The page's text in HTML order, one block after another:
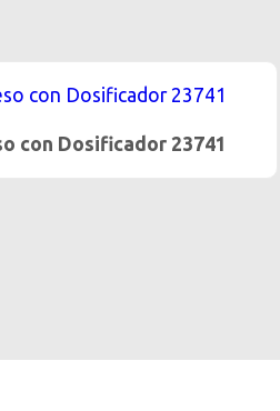
con Dosificador 23741